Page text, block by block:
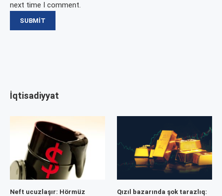
next time I comment.
İqtisadiyyat
Neft ucuzlaşır: Hörmüz
Qızıl bazarında şok tarazlıq: